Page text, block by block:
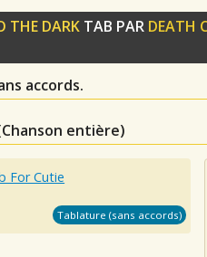
THE DARK TAB PAR DEATH
accords.
entière)
For Cutie
Tablature (sans accords)